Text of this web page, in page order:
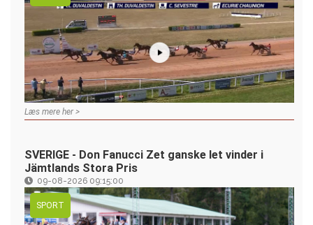
Læs mere her >
SVERIGE - Don Fanucci Zet ganske let vinder i
Jämtlands Stora Pris
09-08-2026 09:15:00
SPORT